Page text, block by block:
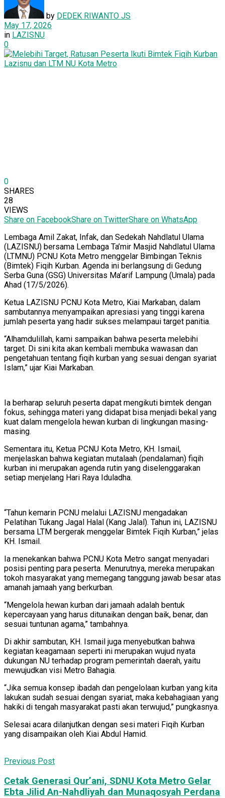
by DEDEK RIWANTO JS
May 17, 2026
in LAZISNU
0
0
SHARES
28
VIEWS
Share on FacebookShare on TwitterShare on WhatsApp
Lembaga Amil Zakat, Infak, dan Sedekah Nahdlatul Ulama
(LAZISNU) bersama Lembaga Ta’mir Masjid Nahdlatul Ulama
(LTMNU) PCNU Kota Metro menggelar Bimbingan Teknis
(Bimtek) Fiqih Kurban. Agenda ini berlangsung di Gedung
Serba Guna (GSG) Universitas Ma’arif Lampung (Umala) pada
Ahad (17/5/2026).
Ketua LAZISNU PCNU Kota Metro, Kiai Markaban, dalam
sambutannya menyampaikan apresiasi yang tinggi karena
jumlah peserta yang hadir sukses melampaui target panitia.
“Alhamdulillah, kami sampaikan bahwa peserta melebihi
target. Di sini kita akan kembali membuka wawasan dan
pengetahuan tentang fiqih kurban yang sesuai dengan syariat
Islam,” ujar Kiai Markaban.
Ia berharap seluruh peserta dapat mengikuti bimtek dengan
fokus, sehingga materi yang didapat bisa menjadi bekal yang
kuat dalam mengelola hewan kurban di lingkungan masing-
masing.
Sementara itu, Ketua PCNU Kota Metro, KH. Ismail,
menjelaskan bahwa kegiatan mutalaah (pendalaman) fiqih
kurban ini merupakan agenda rutin yang diselenggarakan
setiap menjelang Hari Raya Iduladha.
“Tahun kemarin PCNU melalui LAZISNU mengadakan
Pelatihan Tukang Jagal Halal (Kang Jalal). Tahun ini, LAZISNU
bersama LTM bergerak menggelar Bimtek Fiqih Kurban,” jelas
KH. Ismail.
Ia menekankan bahwa PCNU Kota Metro sangat menyadari
posisi penting para peserta. Menurutnya, mereka merupakan
tokoh masyarakat yang memegang tanggung jawab besar atas
amanah jamaah yang berkurban.
“Mengelola hewan kurban dari jamaah adalah bentuk
kepercayaan yang harus ditunaikan dengan baik, benar, dan
sesuai tuntunan agama,” tambahnya.
Di akhir sambutan, KH. Ismail juga menyebutkan bahwa
kegiatan keagamaan seperti ini merupakan wujud nyata
dukungan NU terhadap program pemerintah daerah, yaitu
mewujudkan visi Metro Bahagia.
“Jika semua konsep ibadah dan pengelolaan kurban yang kita
lakukan sudah sesuai dengan syariat, maka kebahagiaan yang
hakiki di tengah masyarakat pasti akan terwujud,” pungkasnya.
Selesai acara dilanjutkan dengan sesi materi Fiqih Kurban
yang disampaikan oleh Kiai Abdul Hamid.
Previous Post
Cetak Generasi Qur’ani, SDNU Kota Metro Gelar
Ebta Jilid An-Nahdliyah dan Munaqosyah Perdana